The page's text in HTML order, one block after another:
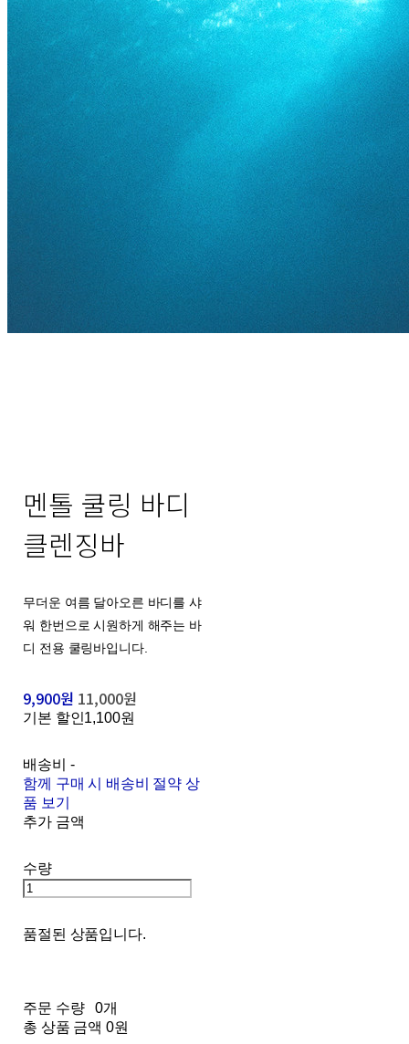
멘톨 쿨링 바디
클렌징바
무더운 여름 달아오른 바디를 샤
워 한번으로 시원하게 해주는 바
디 전용 쿨링바입니다.
9,900원 11,000원
기본 할인1,100원
배송비 -
함께 구매 시 배송비 절약 상
품 보기
추가 금액
수량
품절된 상품입니다.
주문 수량
0개
총 상품 금액 0원